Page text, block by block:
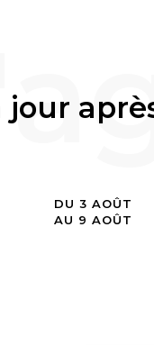
jour
DU 3 AOÛT
AU 9 AOÛT